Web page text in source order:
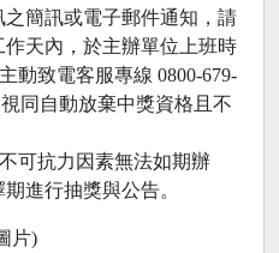
簡訊或電子郵件通知，請
天內，於主辦單位上班時
動致電客服專線 0800-679-
同自動放棄中獎資格且不
可抗力因素無法如期辦
進行抽獎與公告。
片)